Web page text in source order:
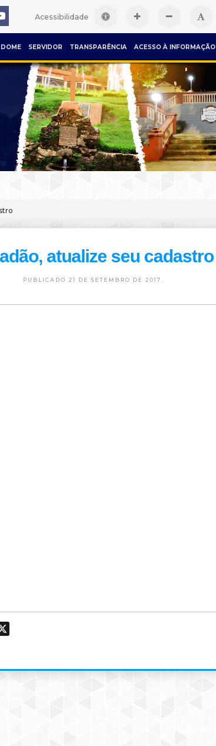
Acessibilidade
DOME SERVIDOR TRANSPARÊNCIA ACESSO À INFORMAÇÃO
atualize seu cadastro
PUBLICADO 21 DE SETEMBRO DE 2017.